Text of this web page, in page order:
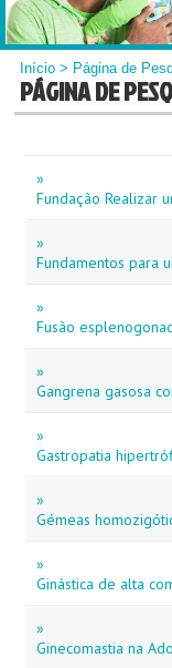
Início > Página de
PÁGINA DE
»
Fundação Realizar
»
Fundamentos para
»
Fusão
»
Gangrena gasosa
»
Gastropatia
»
Gémeas
»
Ginástica de alta
»
Ginecomastia na